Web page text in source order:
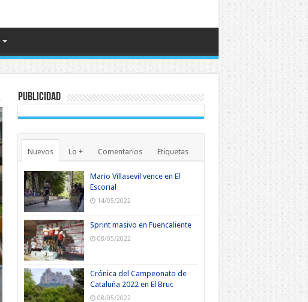
Publicidad
Nuevos Lo + Comentarios Etiquetas
Mario Villasevil vence en El
Escorial
14/05/2022
Sprint masivo en Fuencaliente
08/05/2022
Crónica del Campeonato de
Cataluña 2022 en El Bruc
08/05/2022